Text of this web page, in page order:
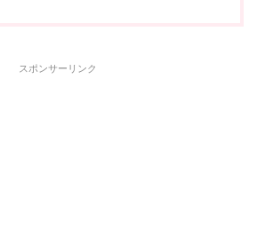
スポンサーリンク